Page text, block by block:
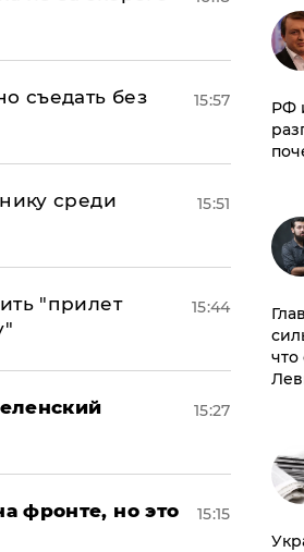
съедать без
15:57
среди
15:51
"прилет
15:44
15:27
фронте, но это
15:15
РФ
что